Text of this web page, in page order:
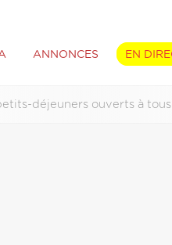
ANNONCES EN
déjeuners ouverts à